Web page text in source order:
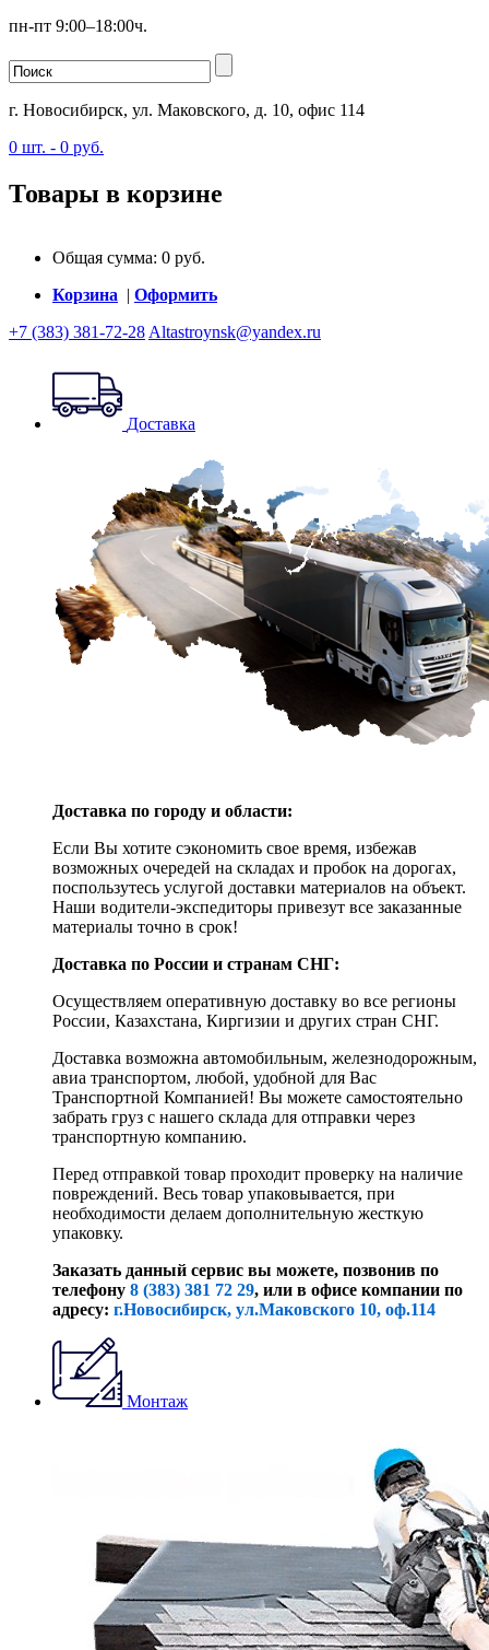
пн-пт 9:00–18:00ч.
г. Новосибирск, ул. Маковского, д. 10, офис 114
0 шт. - 0 руб.
Товары в корзине
Общая сумма: 0 руб.
Корзина | Оформить
+7 (383) 381-72-28 Altastroynsk@yandex.ru
Доставка
Доставка по городу и области:
Если Вы хотите сэкономить свое время, избежав
возможных очередей на складах и пробок на дорогах,
поспользутесь услугой доставки материалов на объект.
Наши водители-экспедиторы привезут все заказанные
материалы точно в срок!
Доставка по России и странам СНГ:
Осуществляем оперативную доставку во все регионы
России, Казахстана, Киргизии и других стран СНГ.
Доставка возможна автомобильным, железнодорожным,
авиа транспортом, любой, удобной для Вас
Транспортной Компанией! Вы можете самостоятельно
забрать груз с нашего склада для отправки через
транспортную компанию.
Перед отправкой товар проходит проверку на наличие
повреждений. Весь товар упаковывается, при
необходимости делаем дополнительную жесткую
упаковку.
Заказать данный сервис вы можете, позвонив по
телефону 8 (383) 381 72 29, или в офисе компании по
адресу: г.Новосибирск, ул.Маковского 10, оф.114
Монтаж